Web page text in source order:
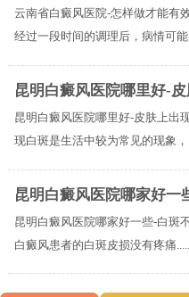
云南省白癜风医院-怎样做才能有
经过一段时间的调理后，病情可能
昆明白癜风医院哪里好-
昆明白癜风医院哪里好-皮肤上出
现白斑是生活中较为常见的现象，
昆明白癜风医院哪家好一
昆明白癜风医院哪家好一些-白斑
白癜风患者的白斑皮损没有疼痛